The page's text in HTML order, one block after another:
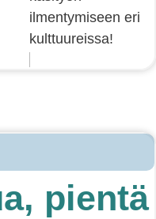
ilmentymiseen eri
kulttuureissa!
pientä